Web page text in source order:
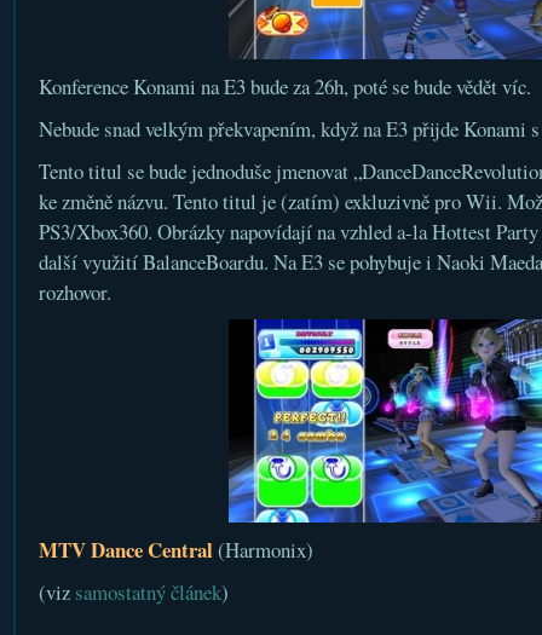
Konference Konami na E3 bude za 26h, poté se bude vědět víc.
Nebude snad velkým překvapením, když na E3 přijde
Tento titul se bude jednoduše jmenovat
ke změně názvu. Tento titul je (zatím) exkluzivně pro Wii.
PS3/Xbox360. Obrázky napovídají na vzhled a-la Hottest Party
další využití BalanceBoardu. Na E3 se pohybuje i Naoki
rozhovor.
MTV Dance Central(Harmonix)
(viz samostatný článek)